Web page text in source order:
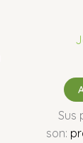
Sus
son: